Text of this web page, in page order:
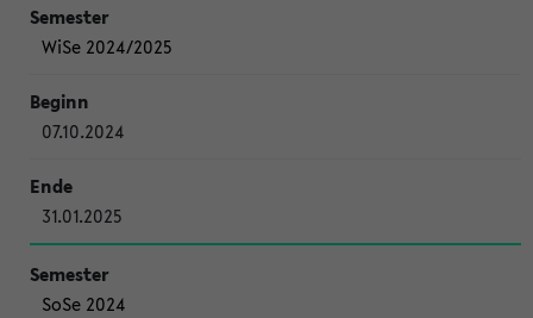
WiSe 2024/2025
07.10.2024
31.01.2025
SoSe 2024